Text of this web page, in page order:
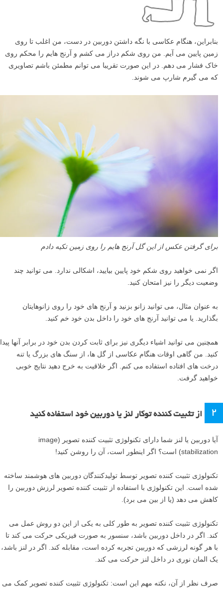
بنابراین، هنگام عکاسی با نگه داشتن دوربین در دست، من اغلب تا روی
زمین پایین می آیم. من روی شکم دراز می کشم و آرنج هایم را محکم روی
خاک فشار می دهم. در این صورت تقریبا می توانم مطمئن باشم تصاویری
که می گیرم شارپ می شوند.
برای گرفتن عکس از این گل آرنج هایم را روی زمین تکیه دادم
اگر نمی خواهید روی شکم خود پایین بیایید، اشکالی ندارد. می توانید چند
وضعیت دیگر را نیز امتحان کنید.
به عنوان مثال، می توانید زانو بزنید و آرنج های خود را روی زانوهایتان
بگذارید. یا می توانید آرنج های خود را داخل بدن خود خم کنید.
همچنین می توانید اشیاء دیگری نیز برای ثابت کردن بدن خود در برابر آنها پیدا
کنید. من گاهی اوقات هنگام عکاسی از گل ها، از سنگ های بزرگ یا تنه
درخت های افتاده استفاده می کنم. اگر خلاقیت به خرج دهید نتایج خوبی
خواهید گرفت.
۲ از تثبیت کننده توکار لنز یا دوربین خود استفاده کنید
آیا دوربین یا لنز شما دارای تکنولوژی تثبیت کننده تصویر (image
stabilization) است؟ اگر اینطور است، آن را روشن کنید!
تکنولوژی تثبیت کننده تصویر توسط تولیدکنندگان دوربین های هوشمند ساخته
شده است. این تکنولوژی با استفاده از تثبیت کننده تصویر لرزش دوربین را
کاهش می دهد (یا از بین می برد).
تکنولوژی تثبیت کننده تصویر به طور کلی به یکی از این دو روش عمل می
کند. اگر در داخل دوربین باشد، سنسور به صورت فیزیکی حرکت می کند تا
با هر گونه لرزشی که دوربین تجربه کرده است، مقابله کند. اگر در لنز باشد،
یک المان نوری در داخل لنز حرکت می کند.
صرف نظر از آن، نکته مهم این است: تکنولوژی تثبیت کننده تصویر کمک می